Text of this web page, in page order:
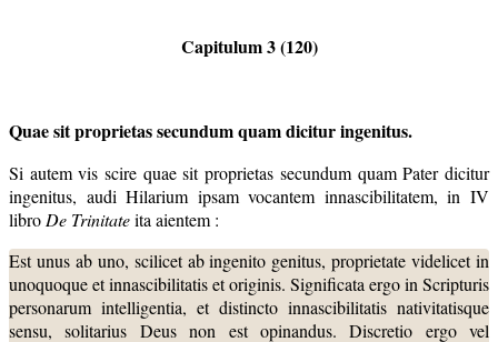
Capitulum 3 (120)
Quae sit proprietas secundum quam dicitur ingenitus.
Si autem vis scire quae sit proprietas secundum quam Pater dicitur
ingenitus, audi Hilarium ipsam vocantem innascibilitatem, in IV
libro De Trinitateita aientem :
Est unus ab uno, scilicet ab ingenito genitus, proprietate videlicet in
unoquoque et innascibilitatis et originis. Significata ergo in Scripturis
personarum intelligentia, et distincto innascibilitatis nativitatisque
sensu, solitarius Deus non est opinandus. Discretio ergo vel